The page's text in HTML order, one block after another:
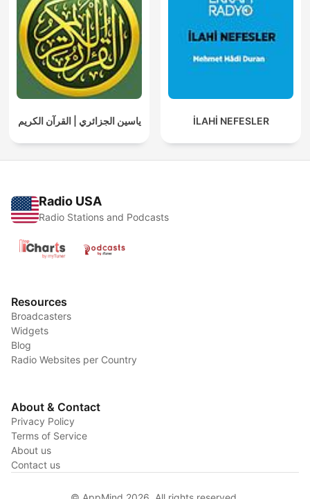
ياسين الجزائري | القرآن الكريم İLAHİ NEFESLER
Radio USA
Radio Stations and Podcasts
Resources
Broadcasters
Widgets
Blog
Radio Websites per Country
About & Contact
Privacy Policy
Terms of Service
About us
Contact us